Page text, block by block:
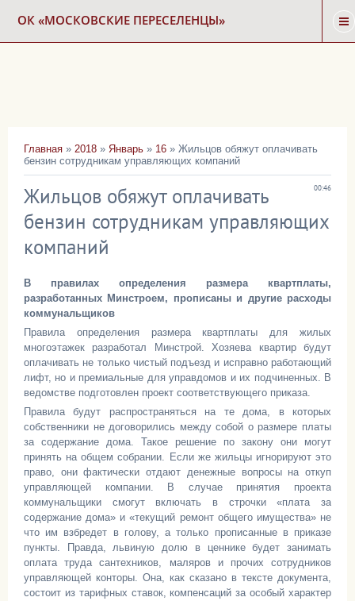
ОК «МОСКОВСКИЕ ПЕРЕСЕЛЕНЦЫ»
КАРТА СНОСА
ФОРУМ
Главная » 2018 » Январь » 16 » Жильцов обяжут оплачивать
бензин сотрудникам управляющих компаний
00:46
Жильцов обяжут оплачивать
бензин сотрудникам управляющих
компаний
В правилах определения размера квартплаты,
разработанных Минстроем, прописаны и другие расходы
коммунальщиков
Правила определения размера квартплаты для жилых
многоэтажек разработал Минстрой. Хозяева квартир будут
оплачивать не только чистый подъезд и исправно работающий
лифт, но и премиальные для управдомов и их подчиненных. В
ведомстве подготовлен проект соответствующего приказа.
Правила будут распространяться на те дома, в которых
собственники не договорились между собой о размере платы
за содержание дома. Такое решение по закону они могут
принять на общем собрании. Если же жильцы игнорируют это
право, они фактически отдают денежные вопросы на откуп
управляющей компании. В случае принятия проекта
коммунальщики смогут включать в строчки «плата за
содержание дома» и «текущий ремонт общего имущества» не
что им взбредет в голову, а только прописанные в приказе
пункты. Правда, львиную долю в ценнике будет занимать
оплата труда сантехников, маляров и прочих сотрудников
управляющей конторы. Она, как сказано в тексте документа,
состоит из тарифных ставок, компенсаций за особый характер